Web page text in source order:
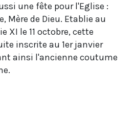
une fête pour l'Eglise :
Mère de Dieu. Etablie au
XI le 11 octobre, cette
inscrite au 1er janvier
ainsi l'ancienne coutume